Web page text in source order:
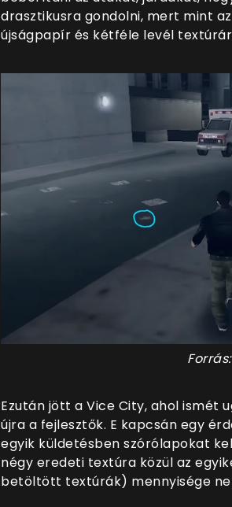
drasztikusra gondolni, mert mint
újságpapír és kétféle levél
Ezután jött a Vice City, ahol
újra a fejlesztők. E kapcsán egy
egyik küldetésben szórólapokat
négy eredeti textúra közül az
betöltött textúrák) mennyisége